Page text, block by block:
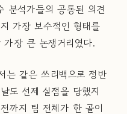
분석가들의 공통된 의견
가장 보수적인 형태를
장 큰 논쟁거리였다.
는 같은 쓰리백으로 정반
도 선제 실점을 당했지
까지 팀 전체가 한 골이